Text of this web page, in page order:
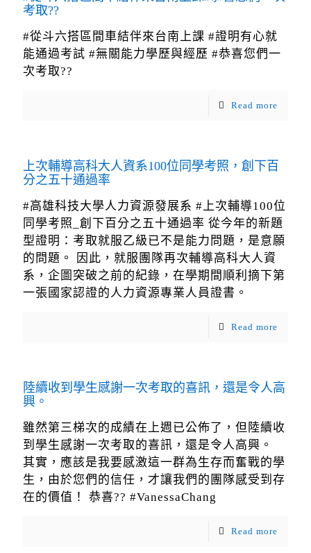
考取??
#從斗六搭區間車結伴來台南上課 #證明有心就
能通過考試 #無關能力學歷與經歷 #恭喜您們一
次考取??
Read more
上次輔導高科大人資系100位同學考照，創下百
分之五十通過率
#高雄科技大學人力資源發展系 #上次輔導100位
同學考照_創下百分之五十通過率 從今年的新題
型證明：考取就服乙級已不是能力問題，是意願
的問題。 因此，就服團隊再次輔導高科大人資
系，企圖突破之前的紀錄，在學期間順利摘下第
一張國家認證的人力資源專業人員證書。
Read more
陸續收到學生感謝一次考取的喜訊，還是令人高
興。
雖然第三梯次的成績在上週已公佈了，但陸續收
到學生感謝一次考取的喜訊，還是令人高興。
其實，應該是我要感激這一群為生存而奮戰的學
生，由於您們的信任，才讓我們的團隊感受到存
在的價值！ 恭喜?? #VanessaChang
Read more